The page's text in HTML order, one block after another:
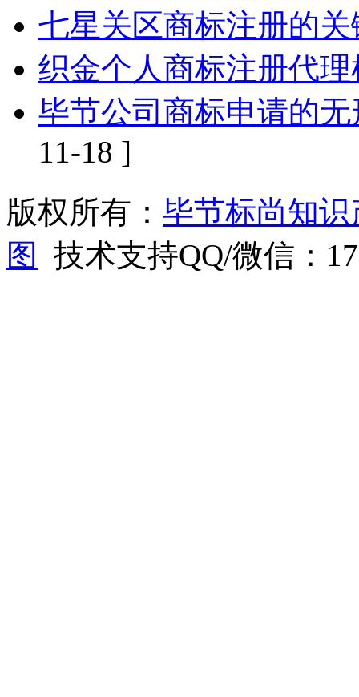
七星关区商标注册的
织金个人商标注册代
毕节公司商标申请的
11-18 ]
版权所有： 毕节标尚知
图
技术支持QQ/微信：